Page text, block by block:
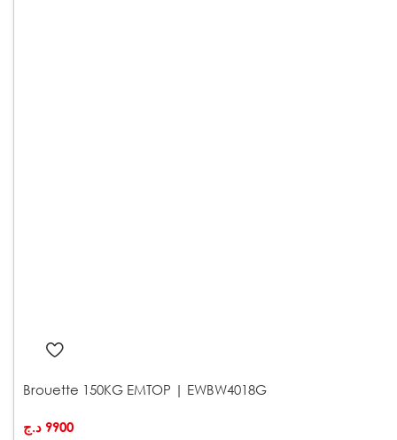
Brouette 150KG EMTOP | EWBW4018G
9900 د.ج